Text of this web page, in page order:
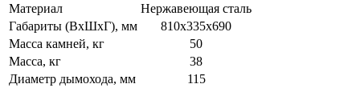
Материал
Нержавеющая сталь
Габариты (ВхШхГ), мм
810х335х690
Масса камней, кг
50
Масса, кг
38
Диаметр дымохода, мм
115